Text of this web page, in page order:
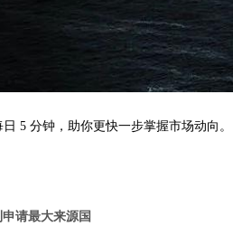
5 分钟，助你更快一步掌握市场动向。
请最大来源国